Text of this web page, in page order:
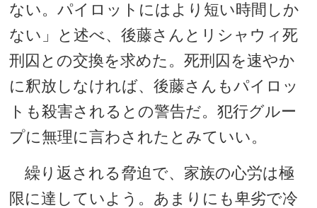
ない。パイロットにはより短い時間しか
ない」と述べ、後藤さんとリシャウィ死
刑囚との交換を求めた。死刑囚を速やか
に釈放しなければ、後藤さんもパイロッ
トも殺害されるとの警告だ。犯行グルー
プに無理に言わされたとみていい。
繰り返される脅迫で、家族の心労は極
限に達していよう。あまりにも卑劣で冷